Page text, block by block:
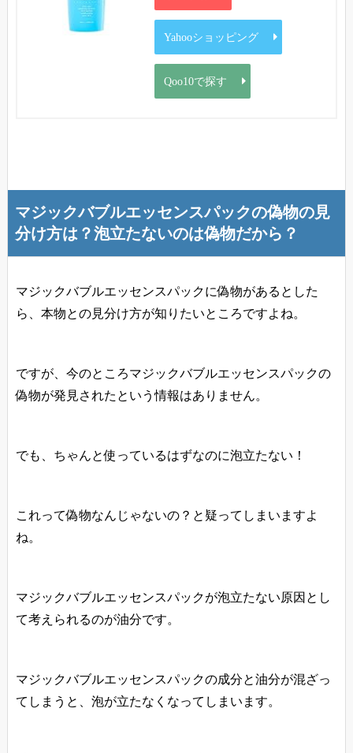
Yahooショッピング
Qoo10で探す
マジックバブルエッセンスパックの偽物の見
分け方は？泡立たないのは偽物だから？
マジックバブルエッセンスパックに偽物があるとした
ら、本物との見分け方が知りたいところですよね。
ですが、今のところマジックバブルエッセンスパックの
偽物が発見されたという情報はありません。
でも、ちゃんと使っているはずなのに泡立たない！
これって偽物なんじゃないの？と疑ってしまいますよ
ね。
マジックバブルエッセンスパックが泡立たない原因とし
て考えられるのが油分です。
マジックバブルエッセンスパックの成分と油分が混ざっ
てしまうと、泡が立たなくなってしまいます。